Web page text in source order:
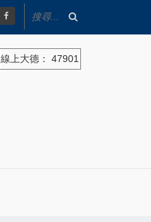
線上大德： 47901